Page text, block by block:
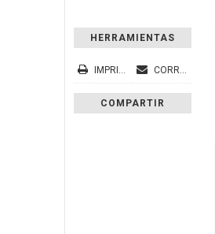
HERRAMIENTAS
IMPRIMIR CORREO ELECTRÓNICO
COMPARTIR